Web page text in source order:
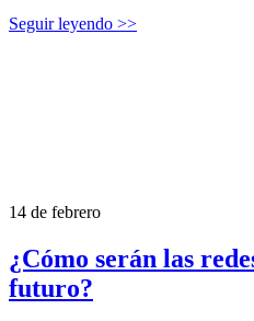
Seguir leyendo >>
14 de febrero
¿Cómo serán las
futuro?